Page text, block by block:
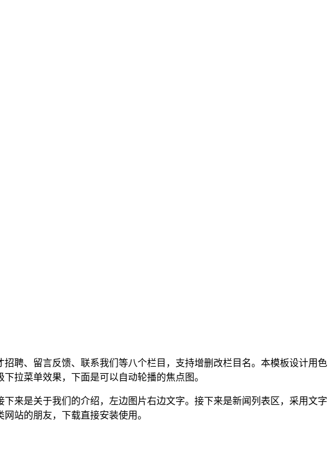
聘、留言反馈、联系我们等八个栏目，支持增删改栏目名。本模板设计用色
拉菜单效果，下面是可以自动轮播的焦点图。
来是关于我们的介绍，左边图片右边文字。接下来是新闻列表区，采用文字
站的朋友，下载直接安装使用。